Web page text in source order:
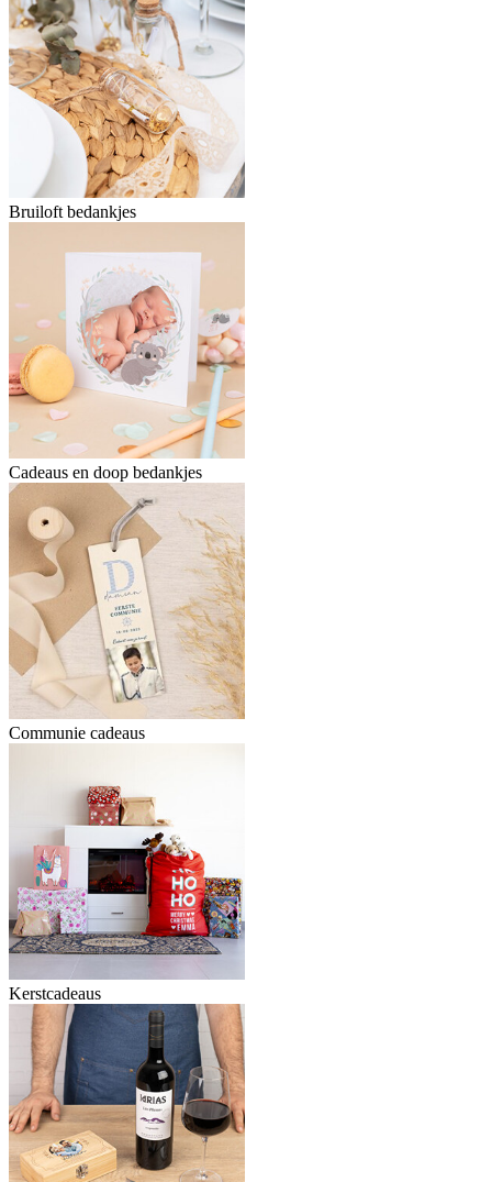
Bruiloft bedankjes
Cadeaus en doop bedankjes
Communie cadeaus
Kerstcadeaus